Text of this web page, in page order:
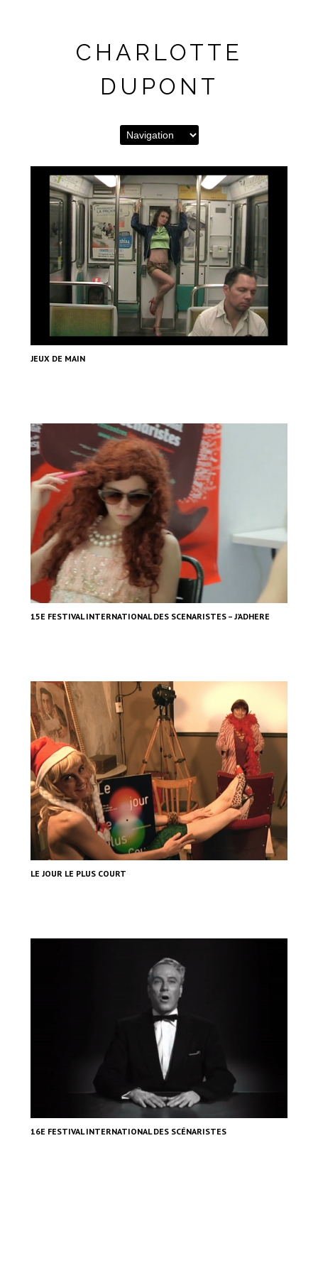
CHARLOTTE
DUPONT
JEUX DE MAIN
15E FESTIVAL INTERNATIONAL DES SCENARISTES – J’ADHERE
LE JOUR LE PLUS COURT
16E FESTIVAL INTERNATIONAL DES SCÉNARISTES